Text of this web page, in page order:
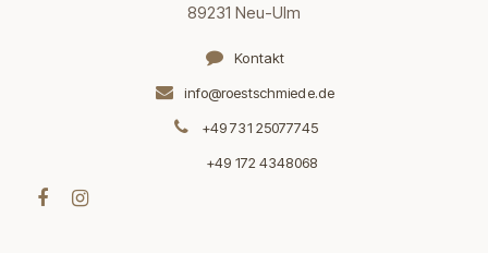
89231 Neu-Ulm
Kontakt
info@roestschmiede.de
+49 731 25077745
+49 172 4348068